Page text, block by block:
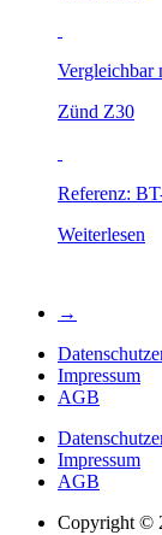
Vergleichbar
Zünd Z30
Referenz:
Weiterlesen
→
Impressum
AGB
Impressum
AGB
Copyright ©